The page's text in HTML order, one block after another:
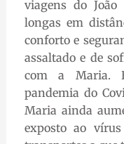
viagens do
longas em
conforto e
assaltado e de
com a Maria.
pandemia do
Maria ainda
exposto ao